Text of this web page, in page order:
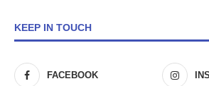
KEEP IN TOUCH
FACEBOOK